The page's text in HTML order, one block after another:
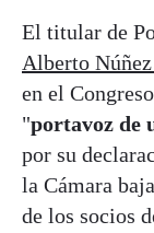
El titular de
Alberto
en el
"portavoz de
por su
la Cámara
de los socios